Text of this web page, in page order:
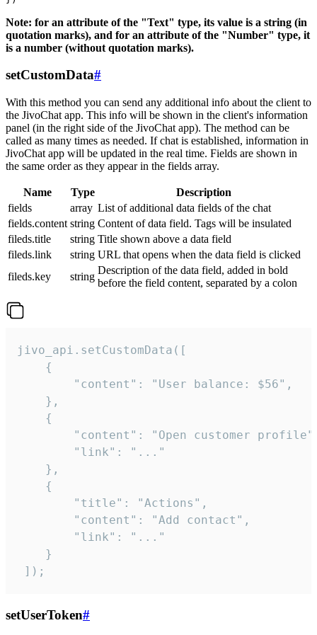
Note: for an attribute of the "Text" type, its value is a string (in
quotation marks), and for an attribute of the "Number" type, it
is a number (without quotation marks).
setCustomData#
With this method you can send any additional info about the client to
the JivoChat app. This info will be shown in the client's information
panel (in the right side of the JivoChat app). The method can be
called as many times as needed. If chat is established, information in
JivoChat app will be updated in the real time. Fields are shown in
the same order as they appear in the fields array.
Name Type
Description
fields
array List of additional data fields of the chat
fields.content string Content of data field. Tags will be insulated
fileds.title
string Title shown above a data field
fileds.link
string URL that opens when the data field is clicked
fileds.key
string
Description of the data field, added in bold
before the field content, separated by a colon
jivo_api.setCustomData([
    {
        "content": "User balance: $56",
    },
    {
"content": "Open customer
        "link": "..."
    },
    {
        "title": "Actions",
        "content": "Add contact",
        "link": "..."
    }
]);
setUserToken#